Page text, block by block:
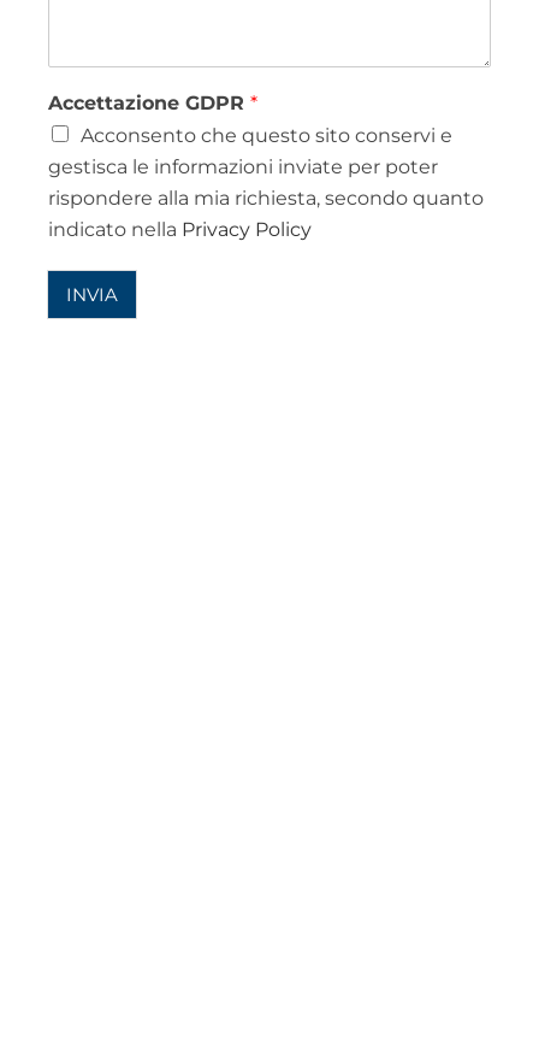
Accettazione GDPR *
Acconsento che questo sito conservi e
gestisca le informazioni inviate per poter
rispondere alla mia richiesta, secondo quanto
indicato nella Privacy Policy
INVIA